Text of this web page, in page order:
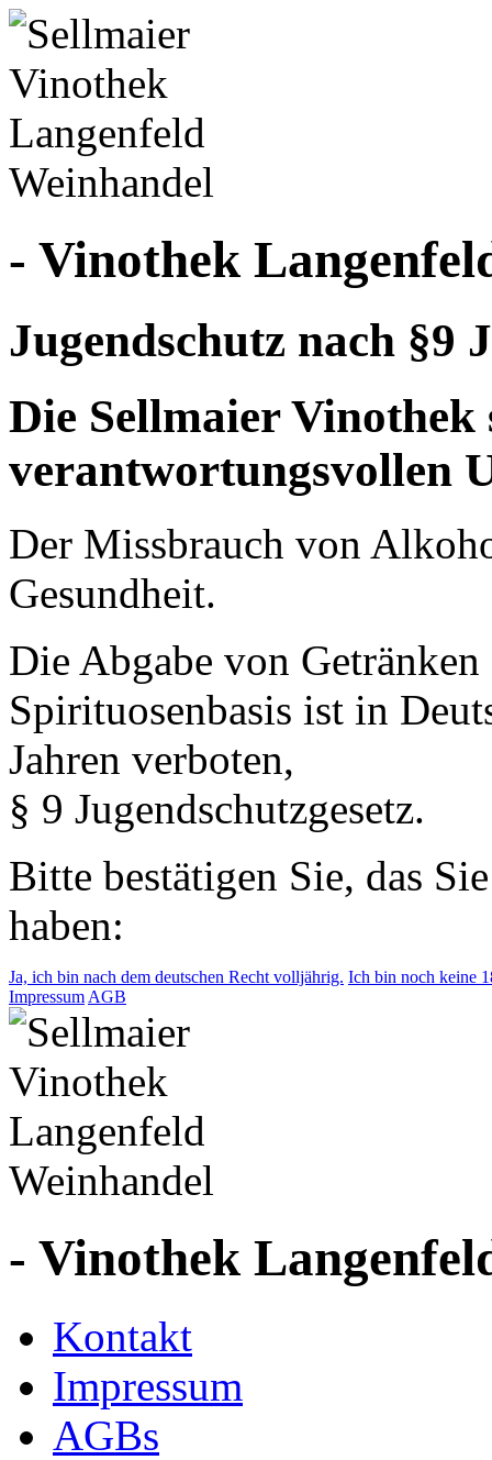
- Vinothek
Jugendschutz nach §9
Die Sellmaier Vinothek
verantwortungsvollen
Der Missbrauch von
Gesundheit.
Die Abgabe von
Spirituosenbasis ist in
Jahren verboten,
§ 9 Jugendschutzgesetz.
Bitte bestätigen Sie, das
haben:
Ja, ich bin nach dem deutschen Recht volljährig. Ich bin noch keine
Impressum AGB
- Vinothek
Kontakt
Impressum
AGBs